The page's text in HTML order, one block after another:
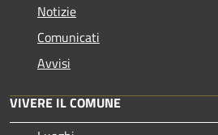
Notizie
Comunicati
Avvisi
VIVERE IL COMUNE